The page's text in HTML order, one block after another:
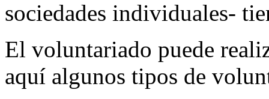
sociedades individuales-
El voluntariado puede
aquí algunos tipos de